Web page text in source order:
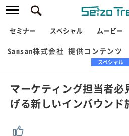
セミナー スペシャル ムービー
Sansan株式会社 提供コンテンツ
スペシャル
マーケティング担当者必
げる新しいインバウンド